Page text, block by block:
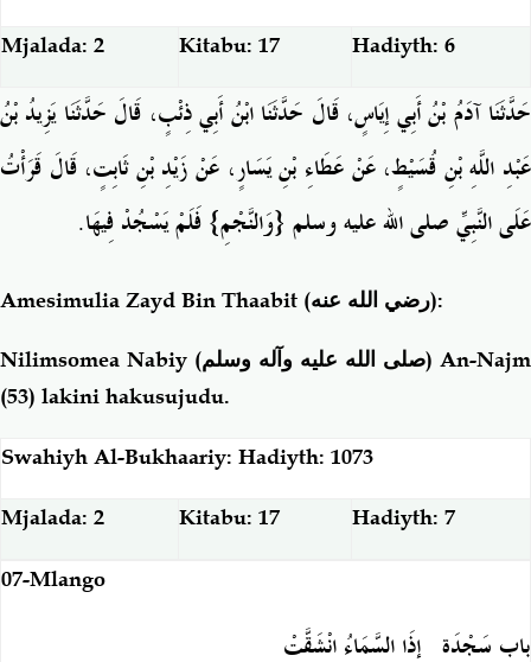
Mjalada: 2 Kitabu: 17 Hadiyth: 6
حَدَّثَنَا آدَمُ بْنُ أَبِي إِيَاسٍ، قَالَ حَدَّثَنَا ابْنُ أَبِي ذِئْبٍ، قَالَ حَدَّثَنَا يَزِيدُ بْنُ
عَبْدِ اللَّهِ بْنِ قُسَيْطٍ، عَنْ عَطَاءِ بْنِ يَسَارٍ، عَنْ زَيْدِ بْنِ ثَابِتٍ، قَالَ قَرَأْتُ
عَلَى النَّبِيِّ صلى الله عليه وسلم ‏{‏وَالنَّجْمِ‏}‏ فَلَمْ يَسْجُدْ فِيهَا‏.‏
Amesimulia Zayd Bin Thaabit (رضي الله عنه):
Nilimsomea Nabiy (صلى الله عليه وآله وسلم) An-Najm
(53) lakini hakusujudu.
Swahiyh Al-Bukhaariy: Hadiyth: 1073
Mjalada: 2 Kitabu: 17 Hadiyth: 7
07-Mlango
باب سَجْدَةِ ‏ إِذَا السَّمَاءُ انْشَقَّتْ‏